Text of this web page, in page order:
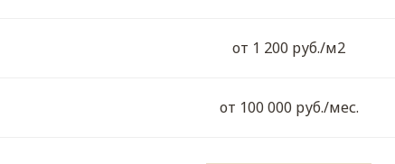
от 1 200 руб./м2
от 100 000 руб./мес.